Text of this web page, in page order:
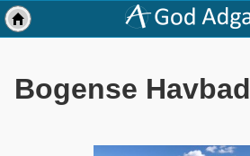
Bogense Havbad